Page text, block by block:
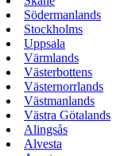
Södermanlands
Stockholms
Uppsala
Värmlands
Västerbottens
Västernorrlands
Västmanlands
Västra Götalands
Alingsås
Alvesta